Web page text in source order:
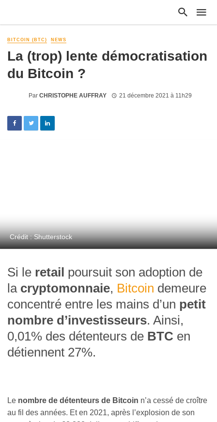
BITCOIN (BTC) NEWS
La (trop) lente démocratisation
du Bitcoin ?
Par CHRISTOPHE AUFFRAY 21 décembre 2021 à 11h29
Crédit : Shutterstock
Si le retail poursuit son adoption de
la cryptomonnaie, Bitcoin demeure
concentré entre les mains d’un petit
nombre d’investisseurs. Ainsi,
0,01% des détenteurs de BTC en
détiennent 27%.
Le nombre de détenteurs de Bitcoin n’a cessé de croître
au fil des années. Et en 2021, après l’explosion de son